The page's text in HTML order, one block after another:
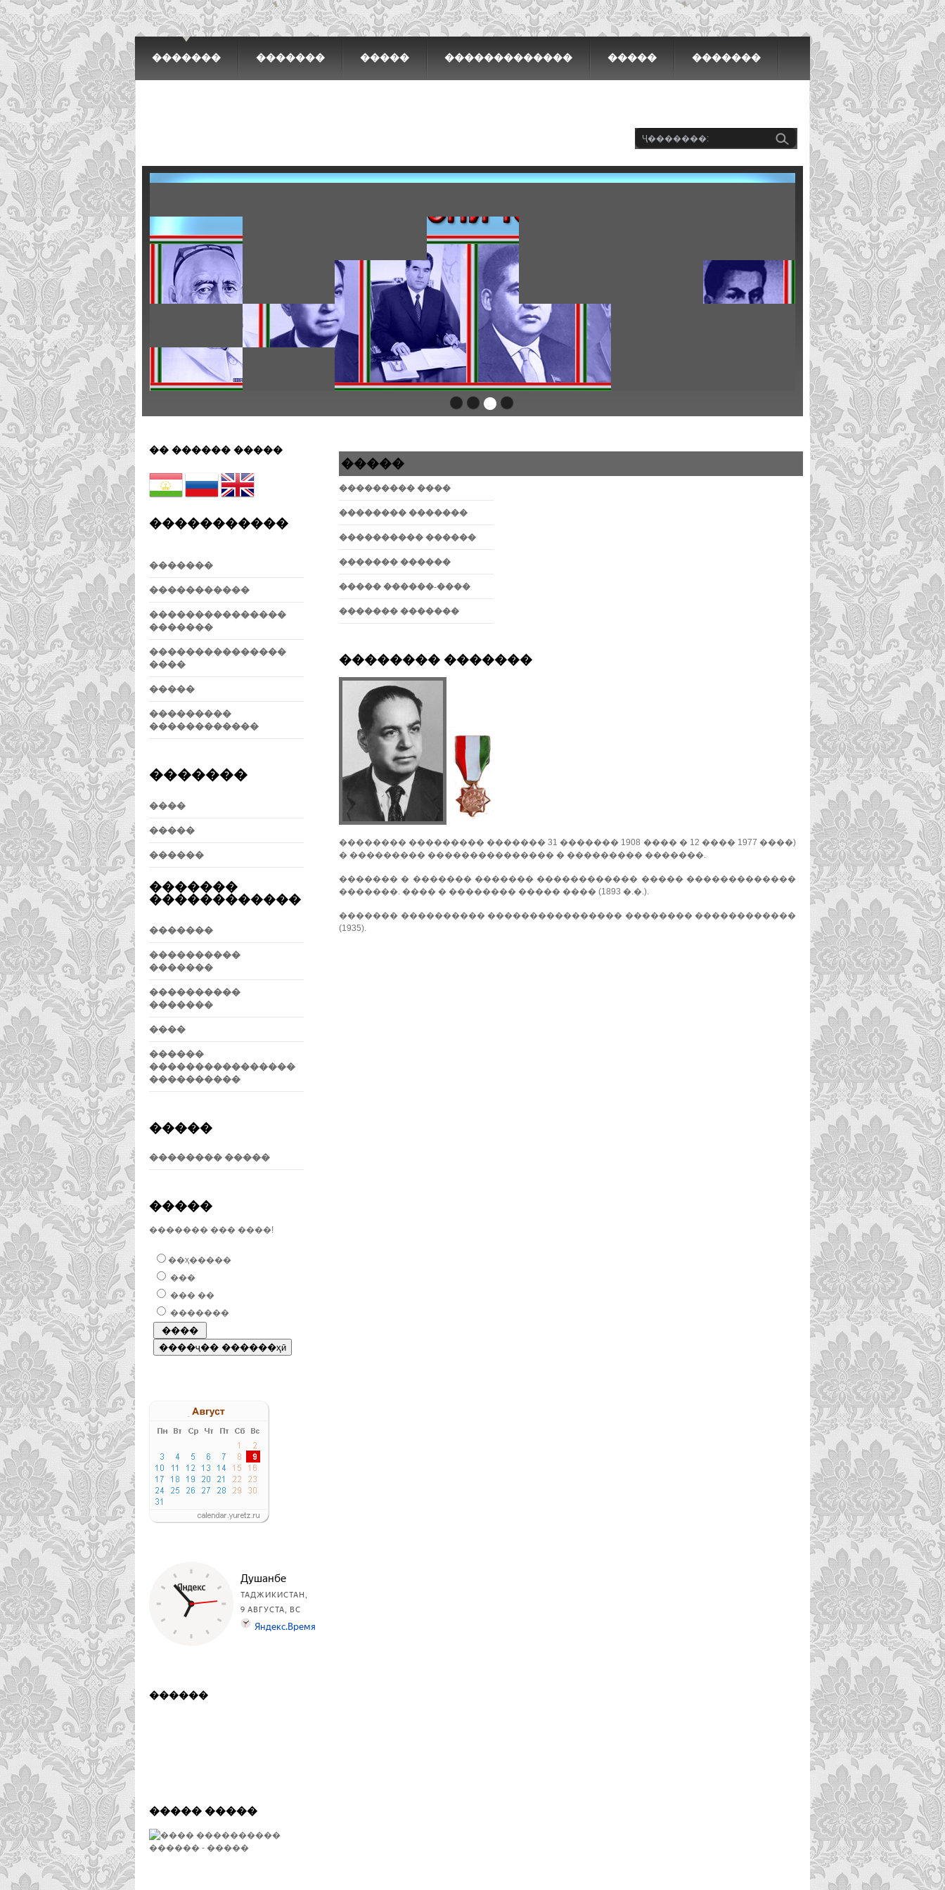
������� ������� ����� ������������� ����� �������
�����
��������� ����
�������� �������
���������� ������
������� ������
����� ������-����
������� �������
�������� �������
�������� ��������� ������� 31 ������� 1908 ���� � 12 ���� 1977 ����)
� ��������� ��������������� � ��������� �������.
������� � ������� ������� ������������ ����� �������������
�������. ���� � �������� ����� ���� (1893 �.�.).
������� ���������� ���������������� �������� ������������
(1935).
�� ������ �����
�����������
�������
�����������
���������������
�������
���������������
����
�����
���������
������������
�������
����
�����
������
�������
������������
�������
����������
�������
����������
�������
����
������
����������������
����������
�����
�������� �����
�����
������� ��� ����!
��ҳ�����
���
��� ��
�������
������
����� �����